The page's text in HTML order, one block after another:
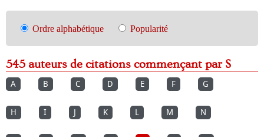
Ordre alphabétique Popularité
545 auteurs de citations commençant par S
A B C D E F G
H I J K L M N